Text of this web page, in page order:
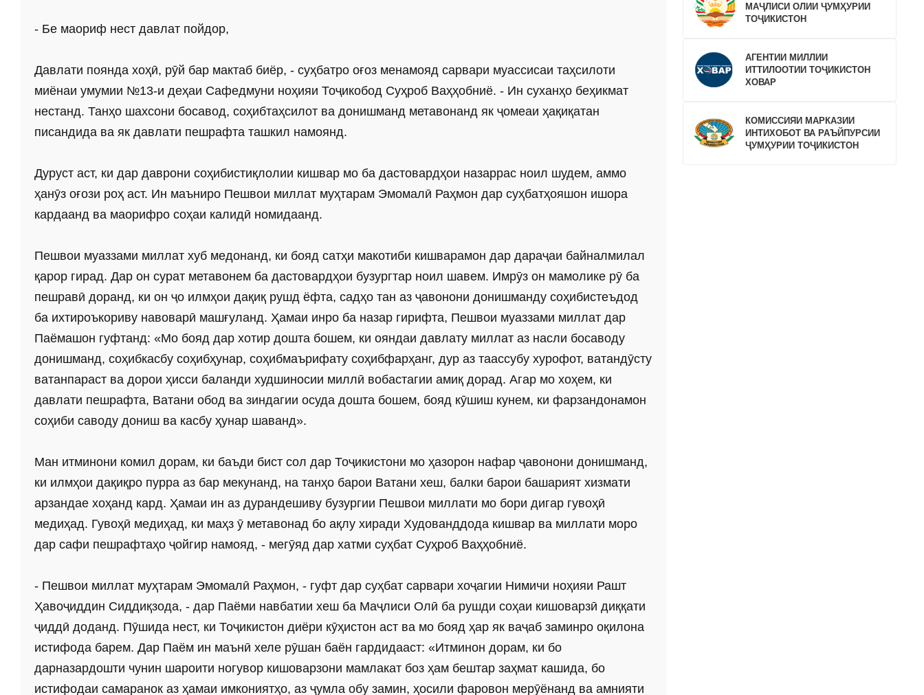
- Бе маориф нест давлат пойдор,
Давлати поянда хоҳӣ, рӯй бар мактаб биёр, - суҳбатро оғоз менамояд сарвари муассисаи таҳсилоти
миёнаи умумии №13-и деҳаи Сафедмуни ноҳияи Тоҷикобод Суҳроб Ваҳҳобниё. - Ин суханҳо беҳикмат
нестанд. Танҳо шахсони босавод, соҳибтаҳсилот ва донишманд метавонанд як ҷомеаи ҳақиқатан
писандида ва як давлати пешрафта ташкил намоянд.
Дуруст аст, ки дар даврони соҳибистиқлолии кишвар мо ба дастовардҳои назаррас ноил шудем, аммо
ҳанӯз оғози роҳ аст. Ин маъниро Пешвои миллат муҳтарам Эмомалӣ Раҳмон дар суҳбатҳояшон ишора
кардаанд ва маорифро соҳаи калидӣ номидаанд.
Пешвои муаззами миллат хуб медонанд, ки бояд сатҳи макотиби кишварамон дар дараҷаи байналмилал
қарор гирад. Дар он сурат метавонем ба дастовардҳои бузургтар ноил шавем. Имрӯз он мамолике рӯ ба
пешравӣ доранд, ки он ҷо илмҳои дақиқ рушд ёфта, садҳо тан аз ҷавонони донишманду соҳибистеъдод
ба ихтироъкориву навоварӣ машғуланд. Ҳамаи инро ба назар гирифта, Пешвои муаззами миллат дар
Паёмашон гуфтанд: «Мо бояд дар хотир дошта бошем, ки ояндаи давлату миллат аз насли босаводу
донишманд, соҳибкасбу соҳибҳунар, соҳибмаърифату соҳибфарҳанг, дур аз таассубу хурофот, ватандӯсту
ватанпараст ва дорои ҳисси баланди худшиносии миллӣ вобастагии амиқ дорад. Агар мо хоҳем, ки
давлати пешрафта, Ватани обод ва зиндагии осуда дошта бошем, бояд кӯшиш кунем, ки фарзандонамон
соҳиби саводу дониш ва касбу ҳунар шаванд».
Ман итминони комил дорам, ки баъди бист сол дар Тоҷикистони мо ҳазорон нафар ҷавонони донишманд,
ки илмҳои дақиқро пурра аз бар мекунанд, на танҳо барои Ватани хеш, балки барои башарият хизмати
арзандае хоҳанд кард. Ҳамаи ин аз дурандешиву бузургии Пешвои миллати мо бори дигар гувоҳӣ
медиҳад. Гувоҳӣ медиҳад, ки маҳз ӯ метавонад бо ақлу хиради Худованддода кишвар ва миллати моро
дар сафи пешрафтаҳо ҷойгир намояд, - мегӯяд дар хатми суҳбат Суҳроб Ваҳҳобниё.
- Пешвои миллат муҳтарам Эмомалӣ Раҳмон, - гуфт дар суҳбат сарвари хоҷагии Нимичи ноҳияи Рашт
Ҳавоҷиддин Сиддиқзода, - дар Паёми навбатии хеш ба Маҷлиси Олӣ ба рушди соҳаи кишоварзӣ диққати
ҷиддӣ доданд. Пӯшида нест, ки Тоҷикистон диёри кӯҳистон аст ва мо бояд ҳар як ваҷаб заминро оқилона
истифода барем. Дар Паём ин маънӣ хеле рӯшан баён гардидааст: «Итминон дорам, ки бо
дарназардошти чунин шароити ногувор кишоварзони мамлакат боз ҳам бештар заҳмат кашида, бо
истифодаи самаранок аз ҳамаи имкониятҳо, аз ҷумла обу замин, ҳосили фаровон мерӯёнанд ва амнияти
МАҶЛИСИ ОЛИИ ҶУМҲУРИИ
ТОҶИКИСТОН
АГЕНТИИ МИЛЛИИ
ИТТИЛООТИИ ТОҶИКИСТОН
ХОВАР
КОМИССИЯИ МАРКАЗИИ
ИНТИХОБОТ ВА РАЪЙПУРСИИ
ҶУМҲУРИИ ТОҶИКИСТОН